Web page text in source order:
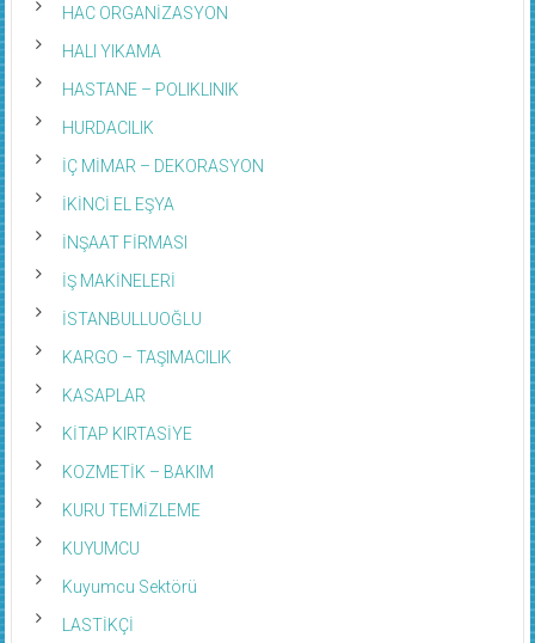
HAC ORGANİZASYON
HALI YIKAMA
HASTANE – POLIKLINIK
HURDACILIK
İÇ MİMAR – DEKORASYON
İKİNCİ EL EŞYA
İNŞAAT FİRMASI
İŞ MAKİNELERİ
İSTANBULLUOĞLU
KARGO – TAŞIMACILIK
KASAPLAR
KİTAP KIRTASİYE
KOZMETİK – BAKIM
KURU TEMİZLEME
KUYUMCU
Kuyumcu Sektörü
LASTİKÇİ